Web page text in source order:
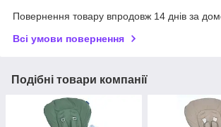
Повернення товару впродовж 14 днів за
Всі умови повернення
Подібні товари компанії